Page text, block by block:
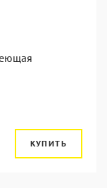
КУПИТЬ